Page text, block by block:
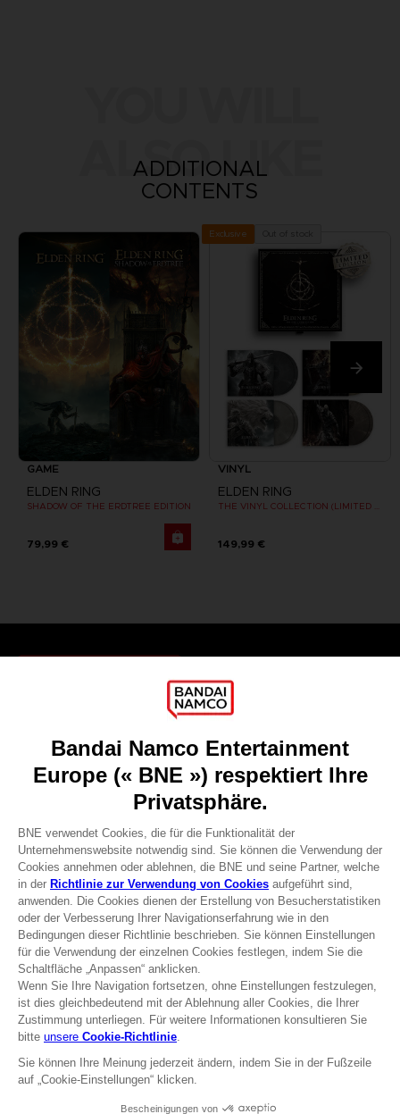
SHADOW OF THE ERDTREE - THE
ALSO LIKE
ADDITIONAL
CONTENTS
GAME
ELDEN RING
SHADOW OF THE ERDTREE EDITION
79,99 €
Exclusive
VINYL
ELDEN RING
149,99 €
Recruitment
Licensing
DO YOU HAVE A QUESTION?
REGISTER A GAME
JOIN THE CLUB!
Terms of sales Global-e
Privacy policy Global-e
Legal documentation
Legal information
Reservation of text/data mining rights
Illicit content report
Cookie policy
Management of cookies